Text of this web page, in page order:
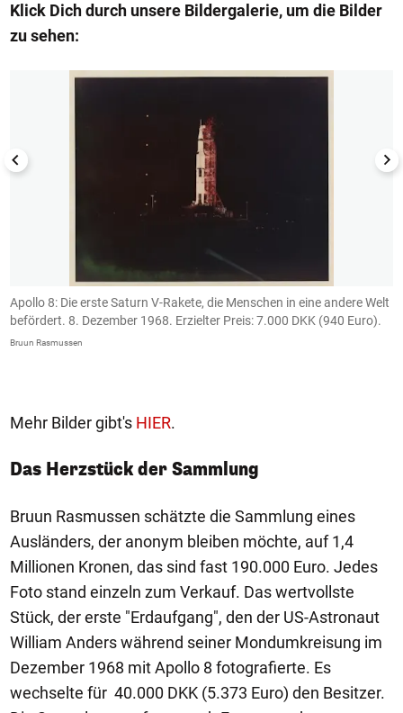
Klick Dich durch unsere Bildergalerie, um die Bilder
zu sehen:
1/10
Apollo 8: Die erste Saturn V-Rakete, die Menschen in eine andere Welt
befördert. 8. Dezember 1968. Erzielter Preis: 7.000 DKK (940 Euro).
Bruun Rasmussen
Mehr Bilder gibt's HIER.
Das Herzstück der Sammlung
Bruun Rasmussen schätzte die Sammlung eines
Ausländers, der anonym bleiben möchte, auf 1,4
Millionen Kronen, das sind fast 190.000 Euro. Jedes
Foto stand einzeln zum Verkauf. Das wertvollste
Stück, der erste "Erdaufgang", den der US-Astronaut
William Anders während seiner Mondumkreisung im
Dezember 1968 mit Apollo 8 fotografierte. Es
wechselte für 40.000 DKK (5.373 Euro) den Besitzer.